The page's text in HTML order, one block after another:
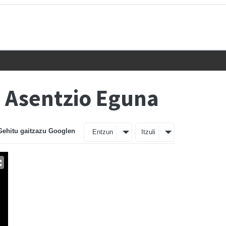
Eguna
gaitzazu Googlen Entzun Itzuli